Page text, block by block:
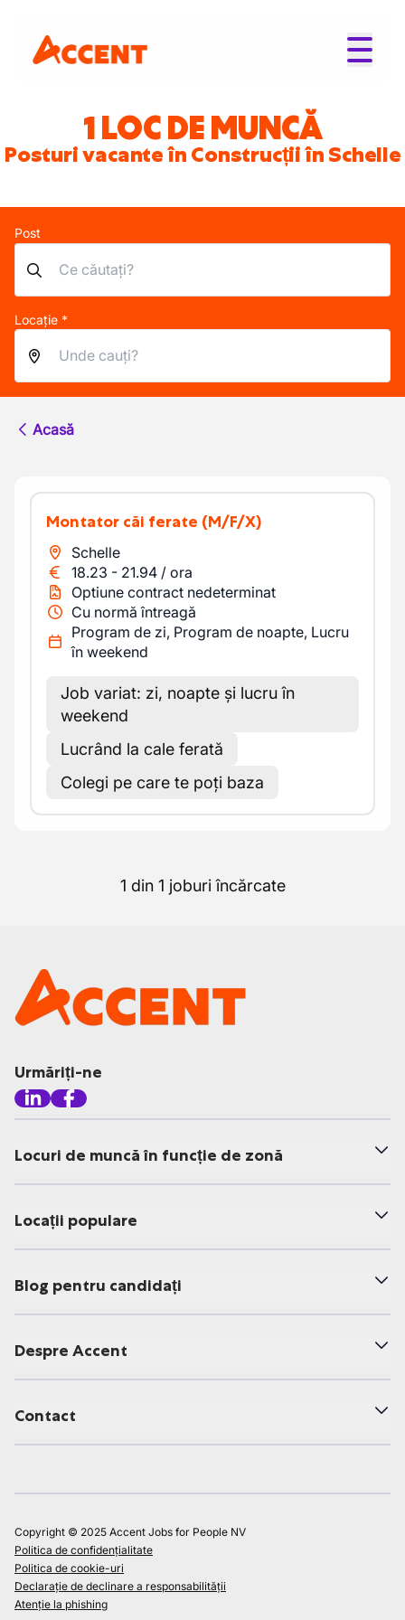
1 LOC DE MUNCĂ
Posturi vacante în Construcții în Schelle
Post
Locație *
Acasă
Montator căi ferate (M/F/X)
Schelle
18.23 - 21.94 / ora
Optiune contract nedeterminat
Cu normă întreagă
Program de zi, Program de noapte, Lucru
în weekend
Job variat: zi, noapte și lucru în
weekend
Lucrând la cale ferată
Colegi pe care te poți baza
1 din 1 joburi încărcate
Urmăriți-ne
Locuri de muncă în funcție de zonă
Locații populare
Blog pentru candidați
Despre Accent
Contact
Copyright © 2025 Accent Jobs for People NV
Politica de confidențialitate
Politica de cookie-uri
Declarație de declinare a responsabilității
Atenție la phishing